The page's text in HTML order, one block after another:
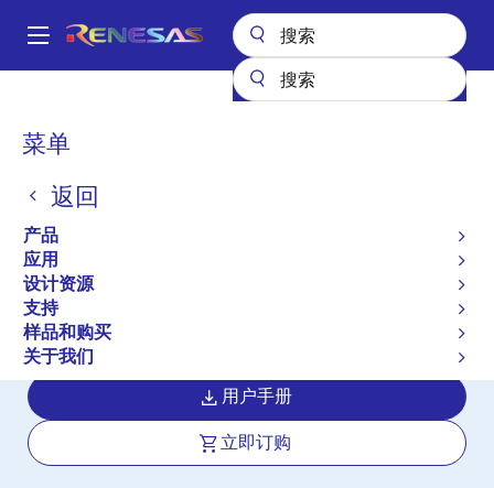
到
Main
菜单
返回
产品
应用
设计资源
支持
样品和购买
关于我们
面
屑
RL78 低功耗 8 位和 16 位 MCU RL78/I1B
RL78/I1B
有效
带有 24 位 ΔΣ A/D 转换器、RTC 备份和
高精度振荡器的低功耗微控制器，适用于
电表市场
用户手册
立即订购